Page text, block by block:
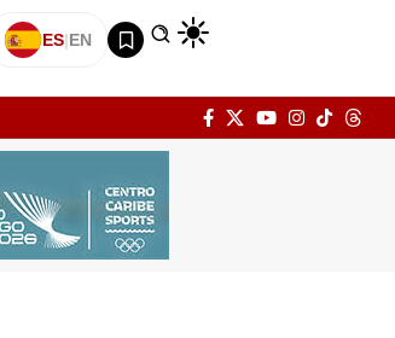
ES|EN